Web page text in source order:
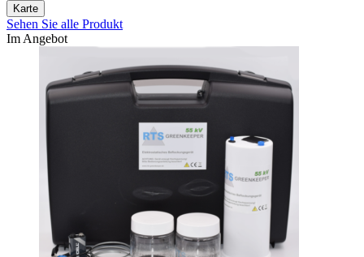
Karte
Sehen Sie alle Produkt
Im Angebot